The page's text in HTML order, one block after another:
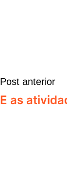
Post anterior
E as